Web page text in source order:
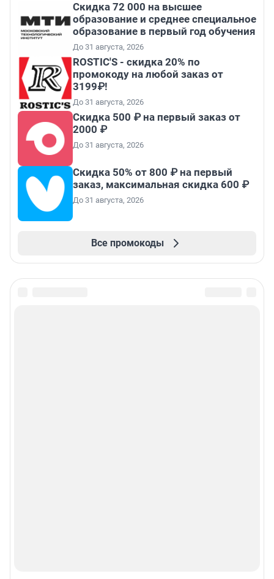
Скидка 72 000 на высшее
образование и среднее специальное
образование в первый год обучения
До 31 августа, 2026
ROSTIC'S - скидка 20% по
промокоду на любой заказ от
3199₽!
До 31 августа, 2026
Скидка 500 ₽ на первый заказ от
2000 ₽
До 31 августа, 2026
Скидка 50% от 800 ₽ на первый
заказ, максимальная скидка 600 ₽
До 31 августа, 2026
Все промокоды